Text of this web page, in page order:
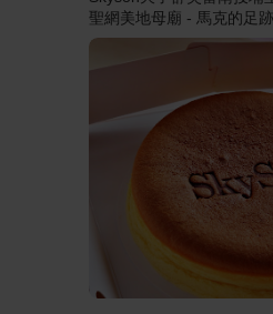
聖網美地母廟 - 馬克的足跡